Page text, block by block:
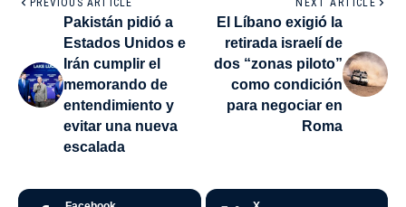
PREVIOUS ARTICLE
Pakistán pidió a
Estados Unidos e
Irán cumplir el
memorando de
entendimiento y
evitar una nueva
escalada
NEXT ARTICLE
El Líbano exigió la
retirada israelí de
dos “zonas piloto”
como condición
para negociar en
Roma